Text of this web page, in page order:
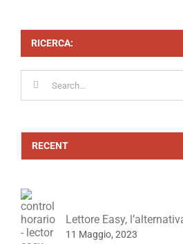
RICERCA:
RECENT
Lettore Easy,
11 Maggio, 2023